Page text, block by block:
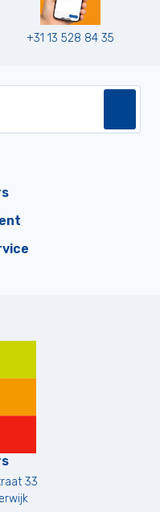
+31 13 528 84 35
33